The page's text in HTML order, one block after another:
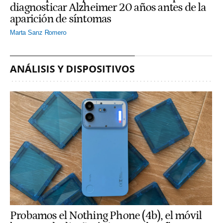
diagnosticar Alzheimer 20 años antes de la
aparición de síntomas
Marta Sanz Romero
ANÁLISIS Y DISPOSITIVOS
Probamos el Nothing Phone (4b), el móvil